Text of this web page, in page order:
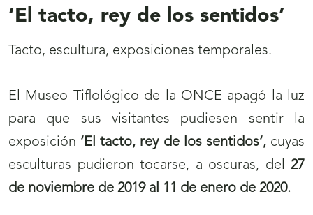
‘El tacto, rey de los sentidos’
Tacto, escultura, exposiciones temporales.
El Museo Tiflológico de la ONCE apagó la luz
para que sus visitantes pudiesen sentir la
exposición ’El tacto, rey de los sentidos’,cuyas
esculturas pudieron tocarse, a oscuras, del 27
de noviembre de 2019 al 11 de enero de 2020.